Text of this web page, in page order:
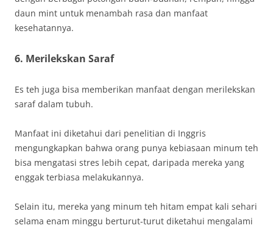
daun mint untuk menambah rasa dan manfaat
kesehatannya.
6. Merilekskan Saraf
Es teh juga bisa memberikan manfaat dengan merilekskan
saraf dalam tubuh.
Manfaat ini diketahui dari penelitian di Inggris
mengungkapkan bahwa orang punya kebiasaan minum teh
bisa mengatasi stres lebih cepat, daripada mereka yang
enggak terbiasa melakukannya.
Selain itu, mereka yang minum teh hitam empat kali sehari
selama enam minggu berturut-turut diketahui mengalami